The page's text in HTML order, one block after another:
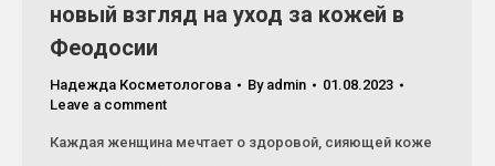
новый взгляд на уход за кожей в
Феодосии
Надежда Косметологова By admin
01.08.2023
Leave a comment
Каждая женщина мечтает о здоровой, сияющей коже